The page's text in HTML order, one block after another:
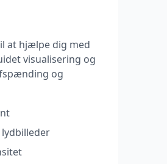
at hjælpe dig med
visualisering og
og